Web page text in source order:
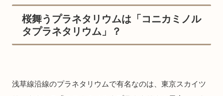
桜舞うプラネタリウムは「コニカミノル
タプラネタリウム」？
浅草線沿線のプラネタリウムで有名なのは、東京スカイツ